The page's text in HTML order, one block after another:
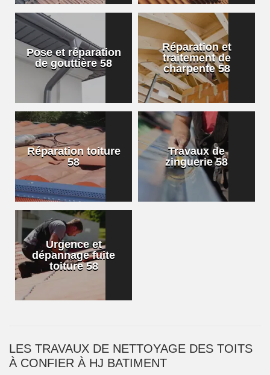
Pose et réparation
de gouttière 58
Réparation et
traitement de
charpente 58
Réparation toiture
58
Travaux de
zinguerie 58
Urgence et
dépannage fuite
toiture 58
LES TRAVAUX DE NETTOYAGE DES TOITS
À CONFIER À HJ BATIMENT